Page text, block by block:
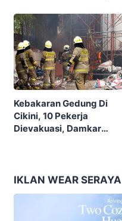
Membangun Bangsa”
Kebakaran Gedung Di
Cikini, 10 Pekerja
Dievakuasi, Damkar
IKLAN WEAR SERAYA